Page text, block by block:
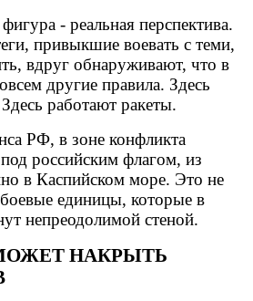
- реальная перспектива.
привыкшие воевать с теми,
вдруг обнаруживают, что в
другие правила. Здесь
работают ракеты.
РФ, в зоне конфликта
российским флагом, из
в Каспийском море. Это не
единицы, которые в
непреодолимой стеной.
НАКРЫТЬ